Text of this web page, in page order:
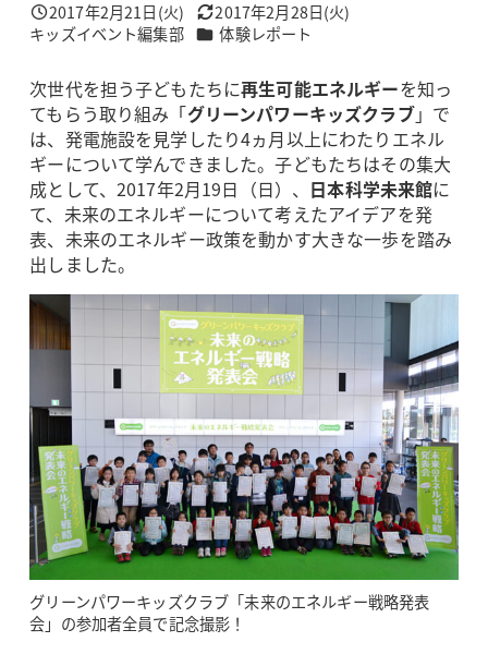
投稿日
2017年2月21日(火) 更新日
2017年2月28日(火)
著
キッズイベント編集部 カテゴリー
体験レポート
次世代を担う子どもたちに再生可能エネルギーを知っ
てもらう取り組み「グリーンパワーキッズクラブ」で
は、発電施設を見学したり4ヵ月以上にわたりエネル
ギーについて学んできました。子どもたちはその集大
成として、2017年2月19日（日）、 日本科学未来館に
て、未来のエネルギーについて考えたアイデアを発
表、未来のエネルギー政策を動かす大きな一歩を踏み
出しました。
グリーンパワーキッズクラブ「未来のエネルギー戦略発表
会」の参加者全員で記念撮影！